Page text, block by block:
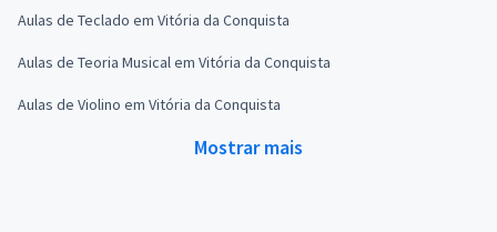
Aulas de Teclado em Vitória da Conquista
Aulas de Teoria Musical em Vitória da Conquista
Aulas de Violino em Vitória da Conquista
Mostrar mais